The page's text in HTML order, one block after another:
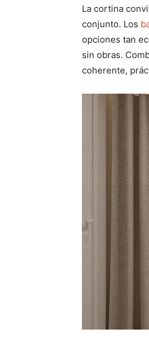
La cortina
conjunto. Los
opciones tan
sin obras.
coherente,